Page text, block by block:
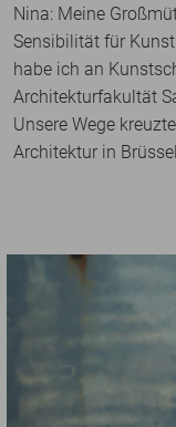
Nina: Meine
Sensibilität für
habe ich an
Architekturfakultät
Unsere Wege
Architektur in